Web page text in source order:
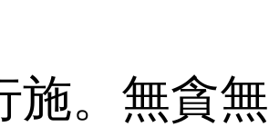
施。無貪無